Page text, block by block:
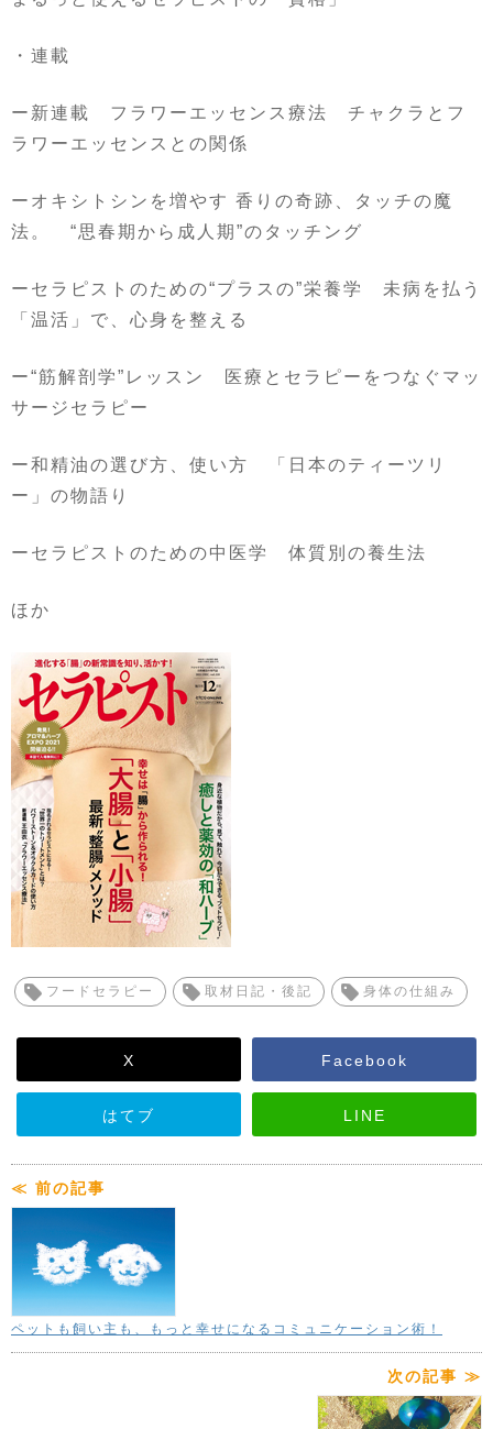
・連載
ー新連載 フラワーエッセンス療法 チャクラとフ
ラワーエッセンスとの関係
ーオキシトシンを増やす 香りの奇跡、タッチの魔
法。 “思春期から成人期 ”のタッチング
ーセラピストのための“プラスの”栄養学 未病を払う
「温活」で、心身を整える
ー“筋解剖学” レッスン 医療とセラピーをつなぐマッ
サージセラピー
ー和精油の選び方、使い方 「日本のティーツリ
ー」の物語り
ーセラピストのための中医学 体質別の養生法
ほか
フードセラピー 取材日記・後記 身体の仕組み
X Facebook
はてブ LINE
≪ 前の記事
ペットも飼い主も、もっと幸せになるコミュニケーション術！
次の記事 ≫